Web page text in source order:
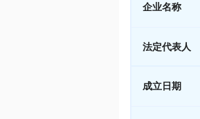
企业名称
法定代表人
成立日期